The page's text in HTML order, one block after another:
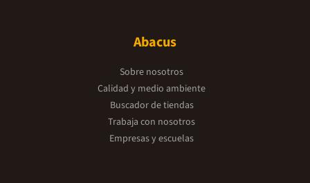
Abacus
Sobre nosotros
Calidad y medio ambiente
Buscador de tiendas
Trabaja con nosotros
Empresas y escuelas